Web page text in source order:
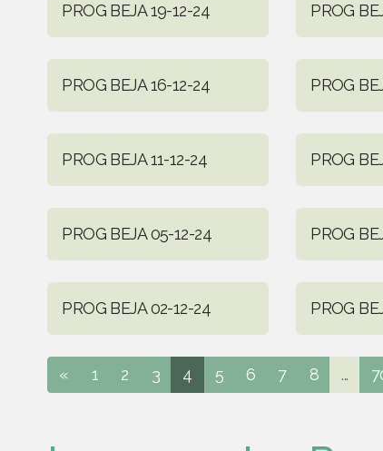
PROG BEJA 19-12-24 PROG
PROG BEJA 16-12-24 PROG
PROG BEJA 11-12-24 PROG
PROG BEJA 05-12-24 PROG
PROG BEJA 02-12-24 PROG
« 1 2 3 4 5 6 7 8 ...